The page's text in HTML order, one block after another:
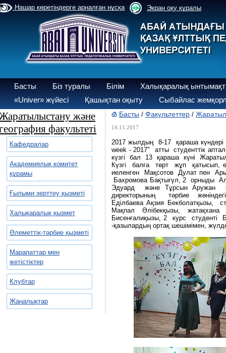
Нашар көретіндерге арналған нұсқа Экран оқу құралы
Басты Біз туралы Білім
Халықаралық
«Univer» жүйесі
Қашықтан оқыту Сыбайлас
және
факультеті
Кафедралар
Академиялық комитет
құрамы
Ғылыми зерттеу қызметі
Халықаралық қызмет
Әлеметтік-тәрбие қызметі
Марапаттар мен
жетістіктер
Клубтар
Жаңалықтар
Басты / Факультеттер /
14.11.2017
2017 жылдың 8-17 қараша
week - 2017" атты студенттік
күзгі бал 13 қараша күні
Күзгі балға төрт жұп қатысып,
иеленген Мақсотов Дулат пен
Бахромова Бақтыгүл, 2 орныды
Эдуард және Тұрсын Аружан
директорының тәрбие
Еділбаева Ақзия Бекболатқызы,
Мақпал Әлібекқызы,
Бисенғалиқызы, 2 курс
-қазылардың ортақ шешімімен,